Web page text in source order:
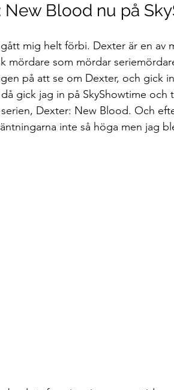
New Blood nu på
mig helt förbi. Dexter är en av
mördare som mördar
på att se om Dexter, och gick
gick jag in på SkyShowtime och
Dexter: New Blood. Och
inte så höga men jag